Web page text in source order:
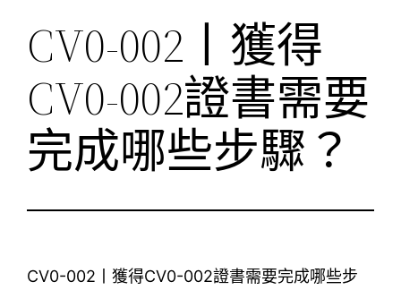
CV0-002丨獲得
CV0-002證書需要
完成哪些步驟？
CV0-002丨獲得CV0-002證書需要完成哪些步